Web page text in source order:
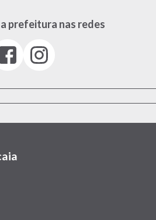
prefeitura nas redes
Instagram
(link
em
nova